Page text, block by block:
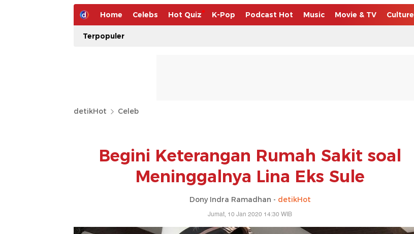
Home Celebs Hot Quiz K-Pop Podcast Hot Music Movie & TV Culture
Terpopuler
detikHot Celeb
Begini Keterangan Rumah Sakit soal
Meninggalnya Lina Eks Sule
Dony Indra Ramadhan - detikHot
Jumat, 10 Jan 2020 14:30 WIB